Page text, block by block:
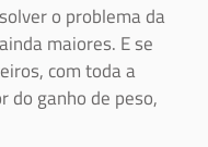
o problema da
maiores. E se
com toda a
ganho de peso,